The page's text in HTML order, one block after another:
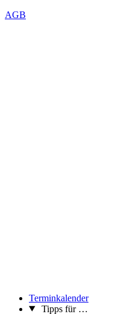
AGB
Terminkalender
Tipps für …